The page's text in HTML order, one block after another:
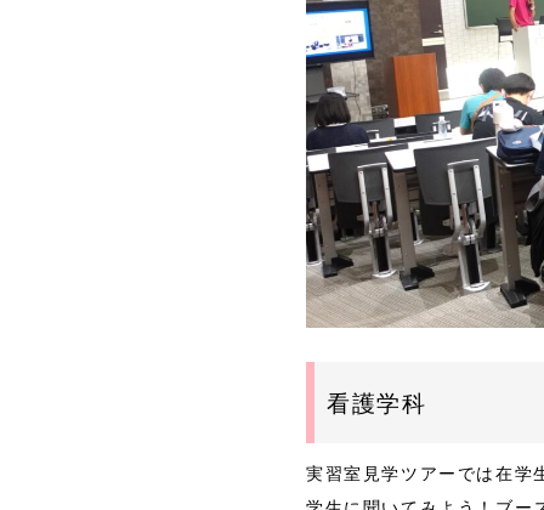
看護学科
実習室見学ツアーでは在学